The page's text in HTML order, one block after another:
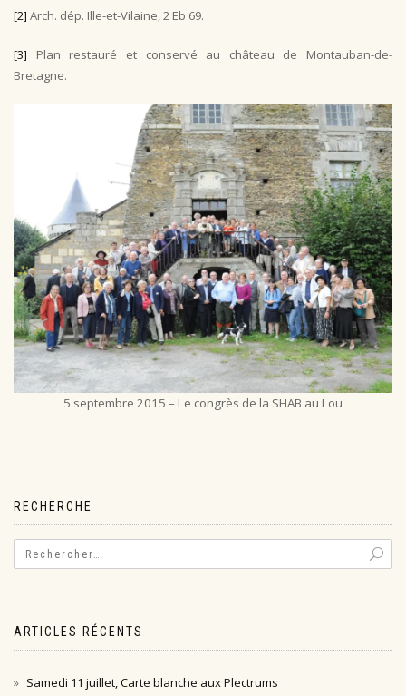
[2] Arch. dép. Ille-et-Vilaine, 2 Eb 69.
[3] Plan restauré et conservé au château de Montauban-de-
Bretagne.
5 septembre 2015 – Le congrès de la SHAB au Lou
RECHERCHE
ARTICLES RÉCENTS
Samedi 11 juillet, Carte blanche aux Plectrums